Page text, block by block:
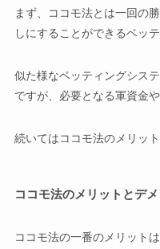
まず、ココモ法とは一回の
しにすることができるベッ
似た様なベッティングシス
ですが、必要となる軍資金
続いてはココモ法のメリッ
ココモ法のメリットとデメ
ココモ法の一番のメリット